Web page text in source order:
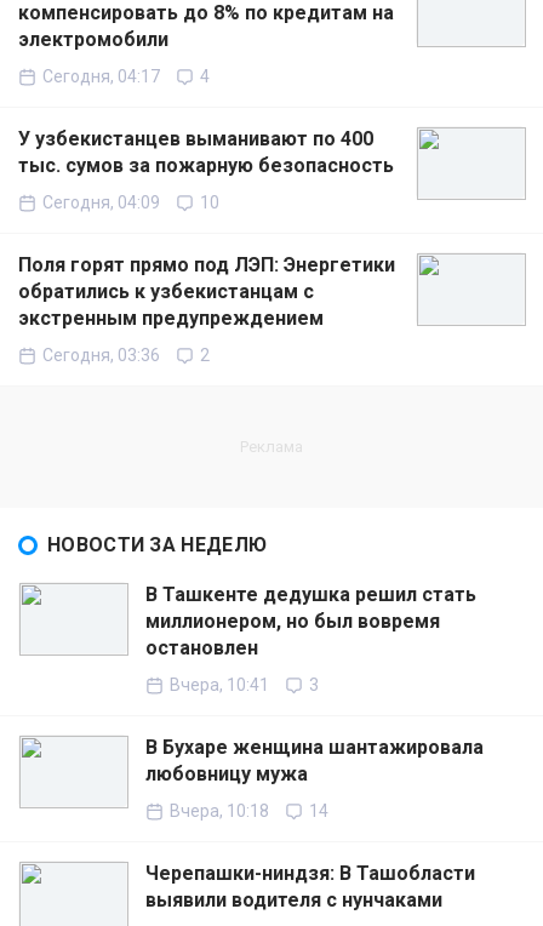
компенсировать до 8% по кредитам на
электромобили
Сегодня, 04:17 4
У узбекистанцев выманивают по 400
тыс. сумов за пожарную безопасность
Сегодня, 04:09 10
Поля горят прямо под ЛЭП: Энергетики
обратились к узбекистанцам с
экстренным предупреждением
Сегодня, 03:36 2
НОВОСТИ ЗА НЕДЕЛЮ
В Ташкенте дедушка решил стать
миллионером, но был вовремя
остановлен
Вчера, 10:41 3
В Бухаре женщина шантажировала
любовницу мужа
Вчера, 10:18 14
Черепашки-ниндзя: В Ташобласти
выявили водителя с нунчаками